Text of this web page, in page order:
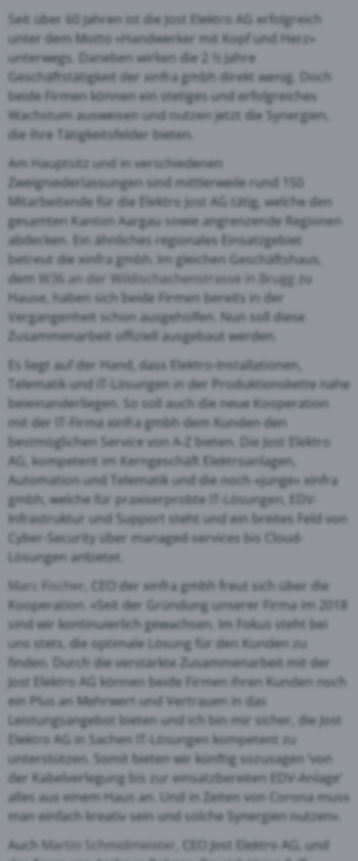
Seit über 60 Jahren ist die Jost Elektro AG erfolgreich
unter dem Motto «Handwerker mit Kopf und Herz»
unterwegs. Daneben wirken die 2 ½ Jahre
Geschäftstätigkeit der xinfra gmbh direkt wenig. Doch
beide Firmen können ein stetiges und erfolgreiches
Wachstum ausweisen und nutzen jetzt die Synergien,
die ihre Tätigkeitsfelder bieten.
Am Hauptsitz und in verschiedenen
Zweigniederlassungen sind mittlerweile rund 150
Mitarbeitende für die Elektro Jost AG tätig, welche den
gesamten Kanton Aargau sowie angrenzende Regionen
abdecken. Ein ähnliches regionales Einsatzgebiet
betreut die xinfra gmbh. Im gleichen Geschäftshaus,
dem W36 an der Wildischachenstrasse in Brugg zu
Hause, haben sich beide Firmen bereits in der
Vergangenheit schon ausgeholfen. Nun soll diese
Zusammenarbeit offiziell ausgebaut werden.
Es liegt auf der Hand, dass Elektro-Installationen,
Telematik und IT-Lösungen in der Produktionskette nahe
beieinanderliegen. So soll auch die neue Kooperation
mit der IT-Firma xinfra gmbh dem Kunden den
bestmöglichen Service von A-Z bieten. Die Jost Elektro
AG, kompetent im Kerngeschäft Elektroanlagen,
Automation und Telematik und die noch «junge» xinfra
gmbh, welche für praxiserprobte IT-Lösungen, EDV-
Infrastruktur und Support steht und ein breites Feld von
Cyber-Security über managed-services bis Cloud-
Lösungen anbietet.
Marc Fischer
, CEO der xinfra gmbh freut sich über die
Kooperation. «Seit der Gründung unserer Firma im 2018
sind wir kontinuierlich gewachsen. Im Fokus steht bei
uns stets, die optimale Lösung für den Kunden zu
finden. Durch die verstärkte Zusammenarbeit mit der
Jost Elektro AG können beide Firmen ihren Kunden noch
ein Plus an Mehrwert und Vertrauen in das
Leistungsangebot bieten und ich bin mir sicher, die Jost
Elektro AG in Sachen IT-Lösungen kompetent zu
unterstützen. Somit bieten wir künftig sozusagen ‘von
der Kabelverlegung bis zur einsatzbereiten EDV-Anlage’
alles aus einem Haus an. Und in Zeiten von Corona muss
man einfach kreativ sein und solche Synergien nutzen».
Auch Martin Schmidmeister
, CEO Jost Elektro AG, und